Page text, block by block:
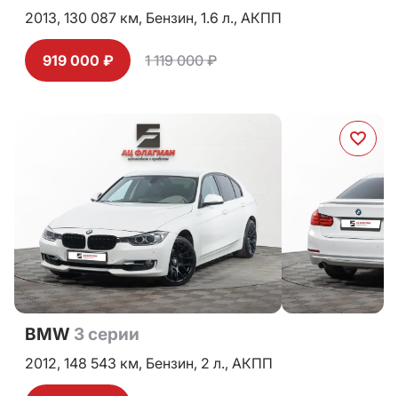
2013, 130 087 км, Бензин, 1.6 л., АКПП
919 000 ₽ 1 119 000 ₽
BMW 3 серии
2012, 148 543 км, Бензин, 2 л., АКПП